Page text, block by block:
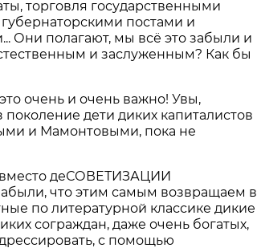
торговля государственными
постами и
Они полагают, мы всё это забыли и
и заслуженным? Как бы
очень и очень важно! Увы,
поколение дети диких капиталистов
и Мамонтовыми, пока не
деСОВЕТИЗАЦИИ
что этим самым возвращаем в
по литературной классике дикие
сограждан, даже очень богатых,
с помощью